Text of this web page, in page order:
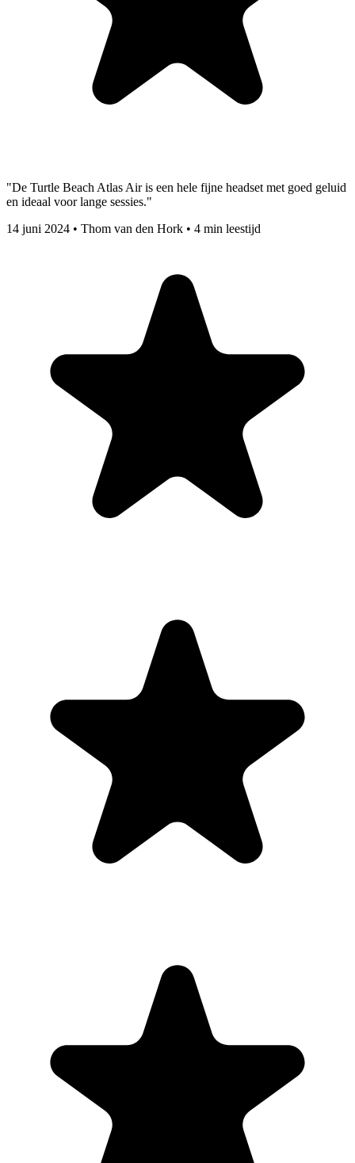
"De Turtle Beach Atlas Air is een hele fijne headset met goed geluid
en ideaal voor lange sessies."
14 juni 2024 • Thom van den Hork • 4 min leestijd